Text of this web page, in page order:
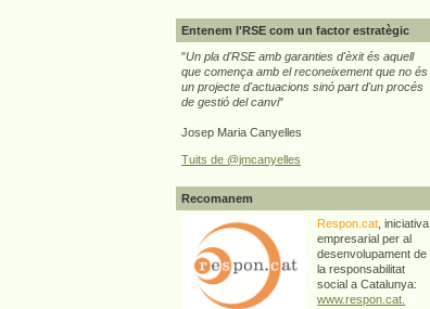
Entenem l'RSE com un factor estratègic
"Un pla d'RSE amb garanties d'èxit és aquell
que comença amb el reconeixement que no és
un projecte d'actuacions sinó part d'un procés
de gestió del canvi"
Josep Maria Canyelles
Tuits de @jmcanyelles
Recomanem
Respon.cat , iniciativa
empresarial per al
desenvolupament de
la responsabilitat
social a Catalunya:
www.respon.cat.